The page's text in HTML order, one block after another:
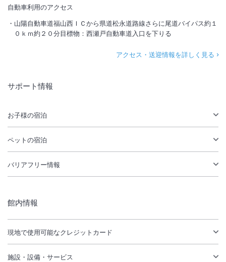
自動車利用のアクセス
山陽自動車道福山西ＩＣから県道松永道路線さらに尾道バイパス約１
０ｋｍ約２０分目標物：西瀬戸自動車道入口を下りる
アクセス・送迎情報を詳しく見る
サポート情報
お子様の宿泊
ペットの宿泊
バリアフリー情報
館内情報
現地で使用可能なクレジットカード
施設・設備・サービス